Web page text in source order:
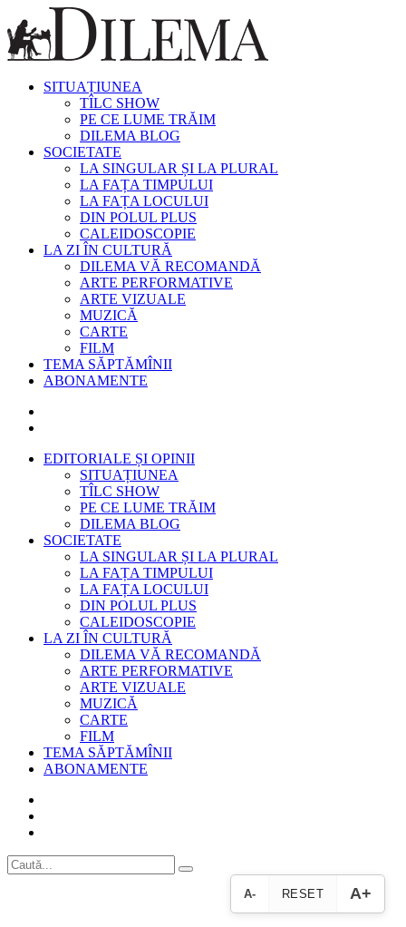
SITUAȚIUNEA
TÎLC SHOW
PE CE LUME TRĂIM
DILEMA BLOG
SOCIETATE
LA SINGULAR ȘI LA PLURAL
LA FAȚA TIMPULUI
LA FAȚA LOCULUI
DIN POLUL PLUS
CALEIDOSCOPIE
LA ZI ÎN CULTURĂ
DILEMA VĂ RECOMANDĂ
ARTE PERFORMATIVE
ARTE VIZUALE
MUZICĂ
CARTE
FILM
TEMA SĂPTĂMÎNII
ABONAMENTE
EDITORIALE ȘI OPINII
SITUAȚIUNEA
TÎLC SHOW
PE CE LUME TRĂIM
DILEMA BLOG
SOCIETATE
LA SINGULAR ȘI LA PLURAL
LA FAȚA TIMPULUI
LA FAȚA LOCULUI
DIN POLUL PLUS
CALEIDOSCOPIE
LA ZI ÎN CULTURĂ
DILEMA VĂ RECOMANDĂ
ARTE PERFORMATIVE
ARTE VIZUALE
MUZICĂ
CARTE
FILM
TEMA SĂPTĂMÎNII
ABONAMENTE
A- RESET A+